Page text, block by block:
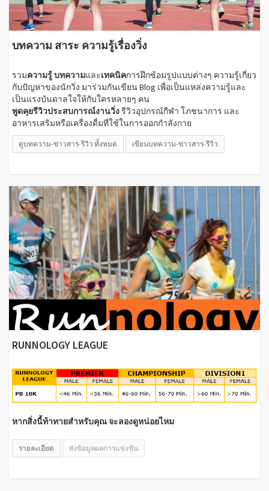
บทความ สาระ ความรู้เรื่องวิ่ง
รวมความรู้บทความและเทคนิคการฝึกซ้อมรูปแบบต่างๆ ความรู้เกี่ยว
กับปัญหาของนักวิ่ง มาร่วมกันเขียน Blog เพื่อเป็นแหล่งความรู้และ
เป็นแรงบันดาลใจให้กับใครหลายๆ คน
พูดคุยรีวิวประสบการณ์งานวิ่งรีวิวอุปกรณ์กีฬา โภชนาการ และ
อาหารเสริมหรือเครื่องดื่มที่ใช้ในการออกกำลังกาย
ดูบทความ-ข่าวสาร-รีวิว ทั้งหมด เขียนบทความ-ข่าวสาร-รีวิว
RUNNOLOGY LEAGUE
หากสิ่งนี้ท้าทายสำหรับคุณ จะลองดูหน่อยไหม
รายละเอียด ส่งข้อมูลผลการแข่งขัน